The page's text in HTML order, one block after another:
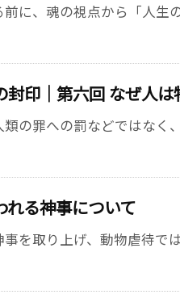
に、魂の視点から「人生
封印｜第六回 なぜ人
の罪への罰などではなく
れる神事について
を取り上げ、動物虐待で